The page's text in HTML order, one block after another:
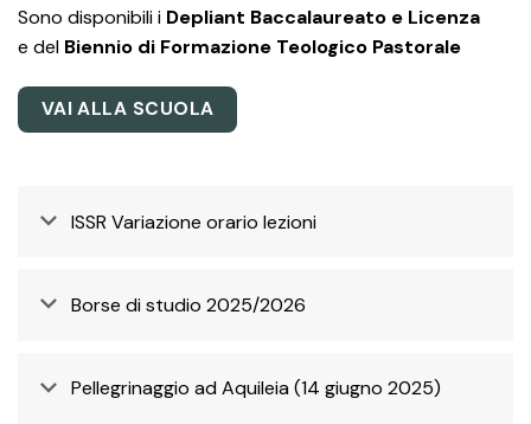
Sono disponibili i Depliant Baccalaureato e Licenza
e del Biennio di Formazione Teologico Pastorale
VAI ALLA SCUOLA
ISSR Variazione orario lezioni
Borse di studio 2025/2026
Pellegrinaggio ad Aquileia (14 giugno 2025)